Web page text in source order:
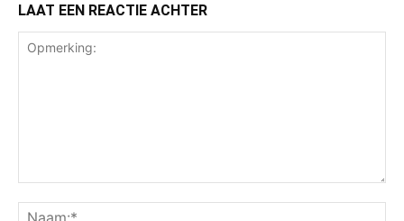
LAAT EEN REACTIE ACHTER